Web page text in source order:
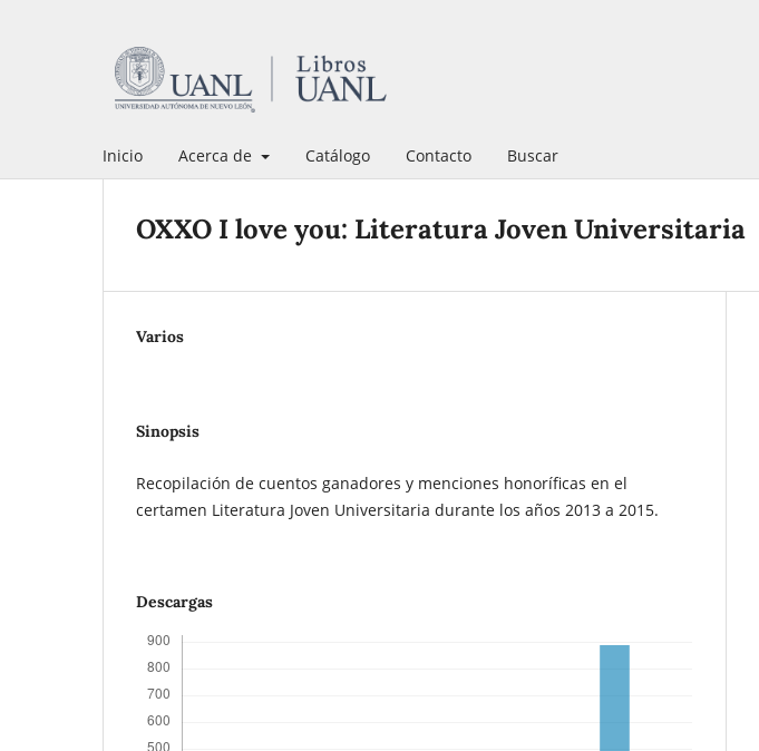
Inicio Acerca de Catálogo Contacto Buscar
OXXO I love you: Literatura Joven Universitaria
Varios
Sinopsis
Recopilación de cuentos ganadores y menciones honoríficas en el
certamen Literatura Joven Universitaria durante los años 2013 a 2015.
Descargas